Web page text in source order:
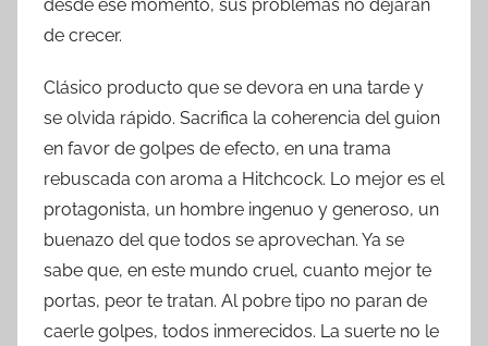
desde ese momento, sus problemas no dejarán
de crecer.
Clásico producto que se devora en una tarde y
se olvida rápido. Sacrifica la coherencia del guion
en favor de golpes de efecto, en una trama
rebuscada con aroma a Hitchcock. Lo mejor es el
protagonista, un hombre ingenuo y generoso, un
buenazo del que todos se aprovechan. Ya se
sabe que, en este mundo cruel, cuanto mejor te
portas, peor te tratan. Al pobre tipo no paran de
caerle golpes, todos inmerecidos. La suerte no le